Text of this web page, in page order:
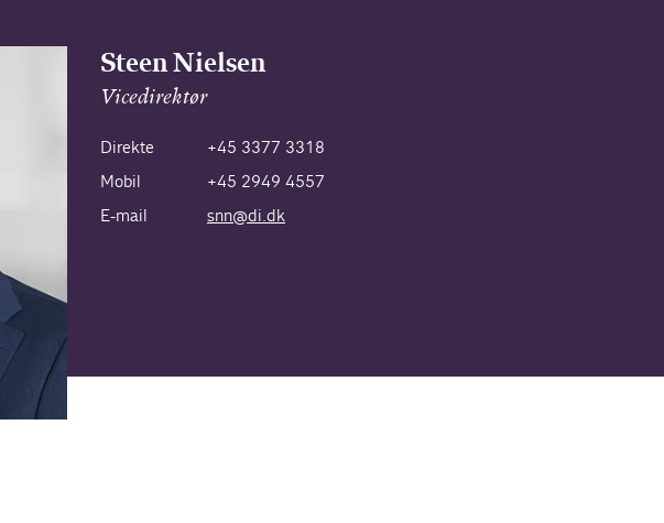
Steen Nielsen
Vicedirektør
Direkte
+45 3377 3318
Mobil
+45 2949 4557
E-mail
snn@di.dk